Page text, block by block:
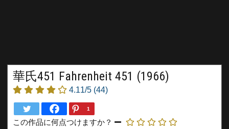
華氏451 Fahrenheit 451 (1966)
4.11/5 (44)
1
この作品に何点つけますか？